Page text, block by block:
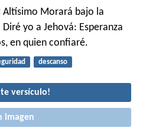
Altísimo Morará bajo la
Diré yo a Jehová: Esperanza
en quien confiaré.
descanso
versículo!
imagen